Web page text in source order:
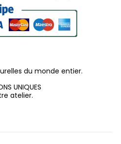
du monde entier.
UNIQUES
atelier.